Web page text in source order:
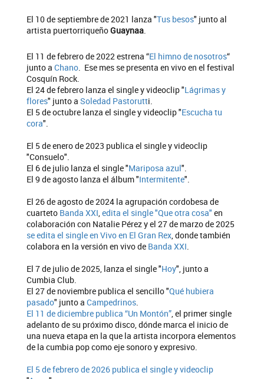
El 10 de septiembre de 2021 lanza "Tus besos" junto al
artista puertorriqueñoGuaynaa.
El 11 de febrero de 2022 estrena “El himno de nosotros“
junto a Chano. Ese mes se presenta en vivo en el festival
Cosquín Rock.
El 24 de febrero lanza el single y videoclip "Lágrimas y
flores" junto a Soledad Pastorutti.
El 5 de octubre lanza el single y videoclip "Escucha tu
cora".
El 5 de enero de 2023 publica el single y videoclip
"Consuelo".
El 6 de julio lanza el single "Mariposa azul".
El 9 de agosto lanza el álbum "Intermitente".
El 26 de agosto de 2024 la agrupación cordobesa de
cuarteto Banda XXI,edita el single "Que otra cosa" en
colaboración con Natalie Pérez y el 27 de marzo de 2025
se edita el single en Vivo en El Gran Rex, donde también
colabora en la versión en vivo de Banda XXI.
El 7 de julio de 2025, lanza el single "Hoy", junto a
Cumbia Club.
El 27 de noviembre publica el sencillo "Qué hubiera
pasado" junto a Campedrinos.
El 11 de diciembre publica “Un Montón”, el primer single
adelanto de su próximo disco, dónde marca el inicio de
una nueva etapa en la que la artista incorpora elementos
de la cumbia pop como eje sonoro y expresivo.
El 5 de febrero de 2026 publica el single y videoclip